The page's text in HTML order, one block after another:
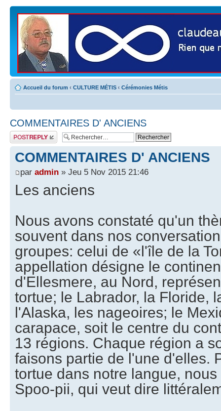
Accueil du forum ‹ CULTURE MÉTIS ‹ Cérémonies Métis
COMMENTAIRES D' ANCIENS
Publier une
réponse
COMMENTAIRES D' ANCIENS
par admin » Jeu 5 Nov 2015 21:46
Les anciens
Nous avons constaté qu'un
souvent dans nos
groupes: celui de «l'île de la
appellation désigne le
d'Ellesmere, au Nord,
tortue; le Labrador, la Floride,
l'Alaska, les nageoires; le
carapace, soit le centre du
13 régions. Chaque région a
faisons partie de l'une d'elles.
tortue dans notre langue,
Spoo-pii, qui veut dire